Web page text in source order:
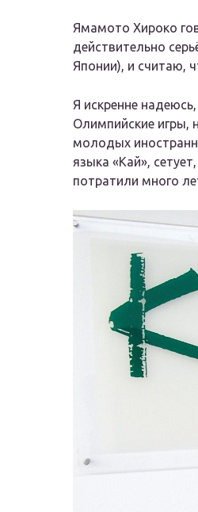
Ямамото Хироко
действительно
Японии), и считаю,
Я искренне
Олимпийские игры,
молодых
языка «Кай»,
потратили много